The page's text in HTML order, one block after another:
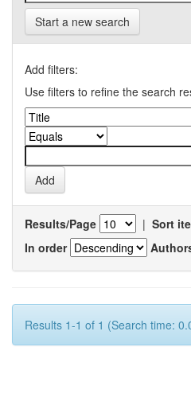
Start a new search
Add filters:
Use filters to refine the search
Results/Page | Sort
In order
Results 1-1 of 1 (Search time: